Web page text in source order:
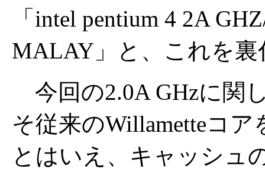
「intel pentium 4 2A
MALAY」と、これを
今回の2.0A GHzに関
そ従来のWillametteコ
とはいえ、キャッシュ